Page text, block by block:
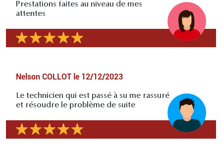
Prestations faites au niveau de mes
attentes
Nelson COLLOT le 12/12/2023
Le technicien qui est passé à su me rassuré
et résoudre le problème de suite